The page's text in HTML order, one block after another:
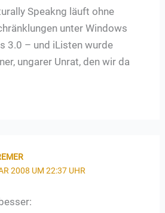
Speakng läuft ohne
unter Windows
3.0 – und iListen wurde
ungarer Unrat, den wir da
2008 UM 22:37 UHR